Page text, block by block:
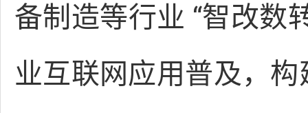
备制造等行业 “智改数
业互联网应用普及，